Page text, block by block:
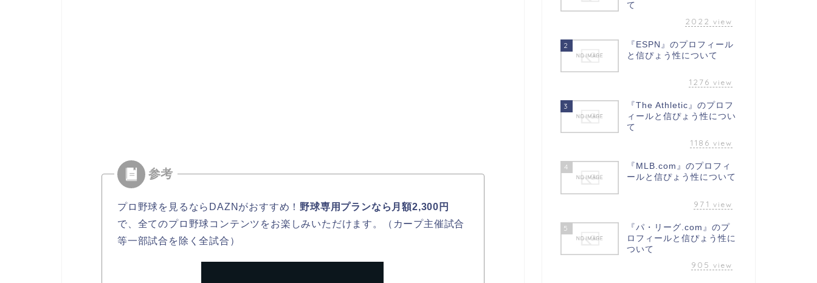
プロ野球を見るならDAZNがおすすめ！ 野球専用プランなら月額2,300円
で、全てのプロ野球コンテンツをお楽しみいただけます。（カープ主催試合
等一部試合を除く全試合）
て
2022 view
2
『ESPN』のプロフィール
と信ぴょう性について
1276 view
3
『The Athletic』のプロフ
ィールと信ぴょう性につい
て
1186 view
4
『MLB.com』のプロフィ
ールと信ぴょう性について
971 view
5
『パ・リーグ.com』のプ
ロフィールと信ぴょう性に
ついて
905 view